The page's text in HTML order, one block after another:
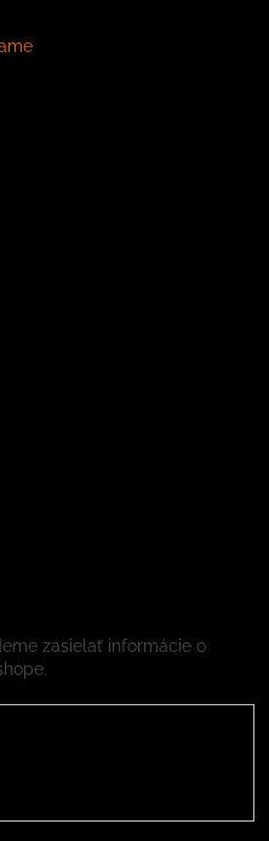
zasielať informácie o